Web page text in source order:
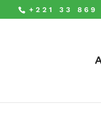
+221 33 869